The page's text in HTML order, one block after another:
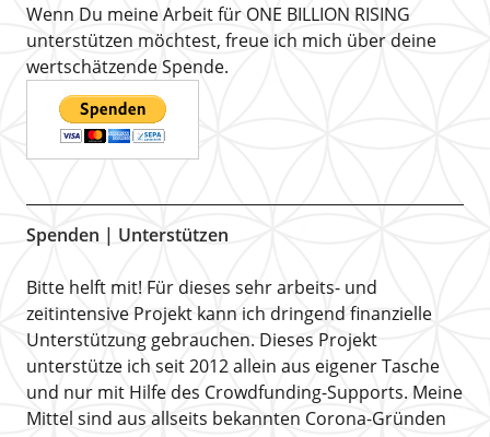
Wenn Du meine Arbeit für ONE BILLION RISING
unterstützen möchtest, freue ich mich über deine
wertschätzende Spende.
Spenden | Unterstützen
Bitte helft mit! Für dieses sehr arbeits- und
zeitintensive Projekt kann ich dringend finanzielle
Unterstützung gebrauchen. Dieses Projekt
unterstütze ich seit 2012 allein aus eigener Tasche
und nur mit Hilfe des Crowdfunding-Supports. Meine
Mittel sind aus allseits bekannten Corona-Gründen